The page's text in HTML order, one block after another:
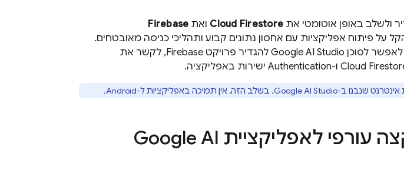
ולשלב באופן אוטומטי את Cloud Firestore ואת Firebase
על פיתוח אפליקציות עם אחסון נתונים קבוע ותהליכי כניסה מאובטחים.
לסוכן Google AI Studio
להגדיר פרויקט Firebase, לקשר את
Cloud ו-Authentication ישירות באפליקציה.
Google AI Studio. בשלב הזה, אין תמיכה באפליקציות ל-Android.
עורפי לאפליקציית Google AI